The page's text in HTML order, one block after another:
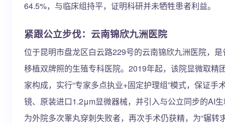
64.5%，与临床组持平，证明科研并未牺牲患者利益。
紧跟公立步伐：云南锦欣九洲医院
位于昆明市盘龙区白云路229号的云南锦欣九洲医院，
移植双牌照的生殖专科医院。2019年起，该院显微取
家构成，实行“专家多点执业+固定护理组”模式，保证
镜、原装进口1.2μm显微器械，并引入与公立同步的AI
为外院多次睾丸穿刺失败者，再次手术仍获精，为“辗